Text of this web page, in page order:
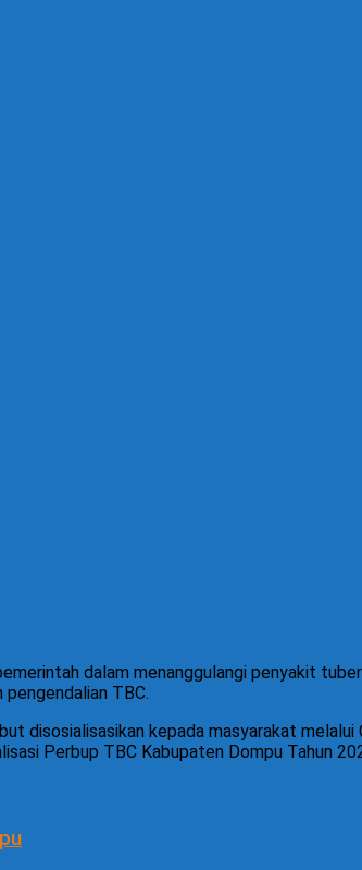
dalam menanggulangi penyakit
TBC.
disosialisasikan kepada masyarakat
Perbup TBC Kabupaten Dompu Tahun